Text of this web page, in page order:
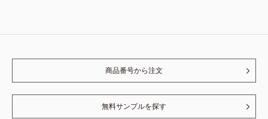
商品番号から注文
無料サンプルを探す